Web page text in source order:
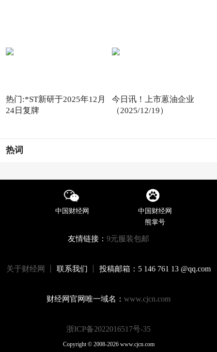
热门:*ST新研于2025年12月
24日复牌
今日讯！上市蒽油企业
（2025/12/19）
热词
中国财经网
中国财经网
熊掌号
友情链接： 9元服装包邮
关于财经网 ┊ 联系我们 ┊ 投稿邮箱：5 146 761 13 @qq.com
财经网官网唯一域名： www.cjcn.com
浙ICP备2022016517号-35
Copyright © 2008-2026 www.cjcn.com